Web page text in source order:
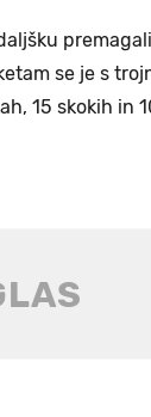
premagali
se je s
15 skokih in